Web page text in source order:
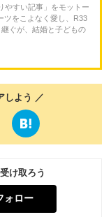
やすい記事」をモットー
ツをこよなく愛し、R33
ぐが、結婚と子どもの
しよう ／
け取ろう
ォロー